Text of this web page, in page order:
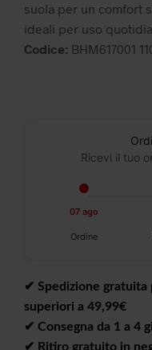
suola per un comfort
ideali per uso
Codice: BHM617001
Ricevi il tuo
07 ago
Ordine
✔︎ Spedizione
superiori a 49,99€
✔︎ Consegna da 1 a 4
✔︎ Ritiro gratuito in